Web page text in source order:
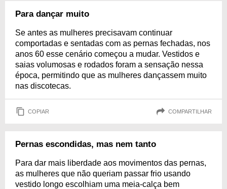
Para dançar muito
Se antes as mulheres precisavam continuar
comportadas e sentadas com as pernas fechadas, nos
anos 60 esse cenário começou a mudar. Vestidos e
saias volumosas e rodados foram a sensação nessa
época, permitindo que as mulheres dançassem muito
nas discotecas.
COPIAR COMPARTILHAR
Pernas escondidas, mas nem tanto
Para dar mais liberdade aos movimentos das pernas,
as mulheres que não queriam passar frio usando
vestido longo escolhiam uma meia-calça bem